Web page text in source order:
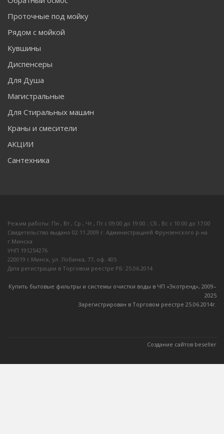
Проточные под мойку
Рядом с мойкой
Кувшины
Диспенсеры
Для Душа
Магистральные
Для Стиральных машин
Краны и смесители
АКЦИИ
Сантехника
Режим работы: Пн , Вт , Ср , Чт , Пт c 09:00 до 19:00 ; Сб , Вс c 10:00 до 17:00
Свидетельство выдано 02.11.2009 г. Администрацией Фрунзенского р-на
г.Минска
УНП 191254276
220019 г.Минск, ул. Лобанка, 77, оф. 405
Дата регистрации в Торговом реестре РБ: 25.06.2014
Купить бытовые фильтры и системы очистки воды в ЧП «Экотренд», 2009–
2025
Зарегистрирован в Торговом реестре 25.06.2014г.
Создание сайтов beseller